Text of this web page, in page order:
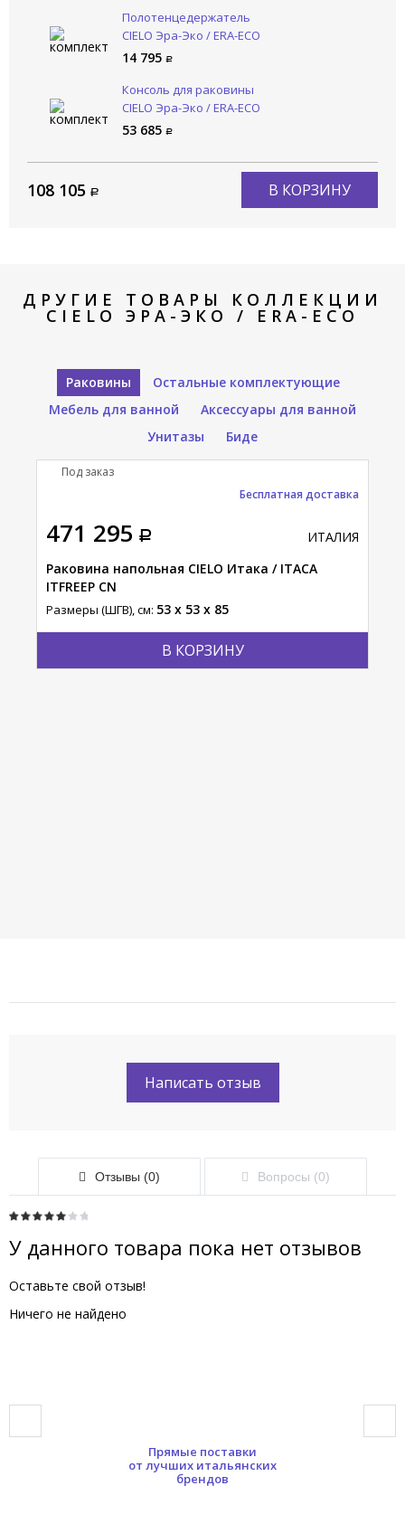
Полотенцедержатель
CIELO Эра-Эко / ERA-ECO
ERPLST NM
14 795
Консоль для раковины
CIELO Эра-Эко / ERA-ECO
ERST48 NM
53 685
108 105 В КОРЗИНУ
ДРУГИЕ ТОВАРЫ КОЛЛЕКЦИИ
CIELO ЭРА-ЭКО / ERA-ECO
Раковины
Остальные комплектующие
Мебель для ванной
Аксессуары для ванной
Унитазы
Биде
471 295
В КОРЗИНУ
ИТАЛИЯ
Раковина напольная CIELO Итака / ITACA
ITFREEP CN
Размеры (ШГВ), см: 53 x 53 x 85
Под заказ
Бесплатная доставка
Написать отзыв
Отзывы (0) Вопросы (0)
У данного товара пока нет отзывов
Оставьте свой отзыв!
Ничего не найдено
Прямые поставки
от лучших итальянских
брендов